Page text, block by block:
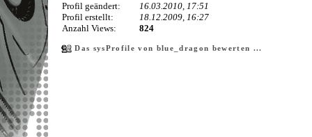
Profil geändert:
16.03.2010, 17:51
Profil erstellt:
18.12.2009, 16:27
Anzahl Views:
824
Das sysProfile von blue_dragon bewerten ...